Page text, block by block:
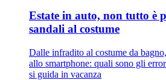
Estate in auto, non tutto è
sandali al costume
Dalle infradito al costume da
allo smartphone: quali sono gli
si guida in vacanza